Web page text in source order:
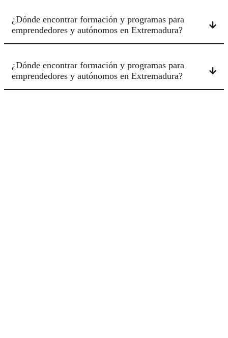
¿Dónde encontrar formación y programas para
emprendedores y autónomos en Extremadura?
¿Dónde encontrar formación y programas para
emprendedores y autónomos en Extremadura?